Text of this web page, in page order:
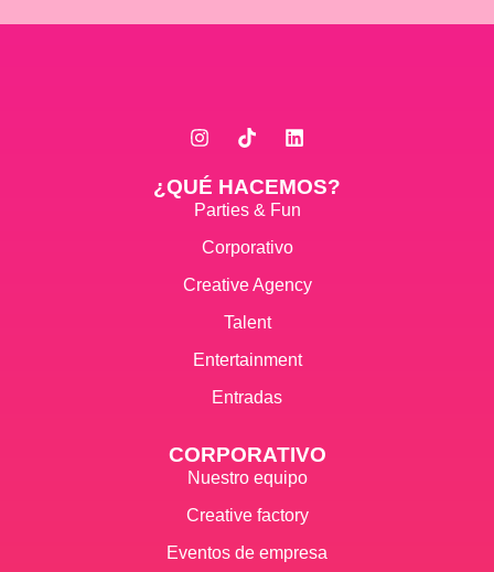
¿QUÉ HACEMOS?
Parties & Fun
Corporativo
Creative Agency
Talent
Entertainment
Entradas
CORPORATIVO
Nuestro equipo
Creative factory
Eventos de empresa